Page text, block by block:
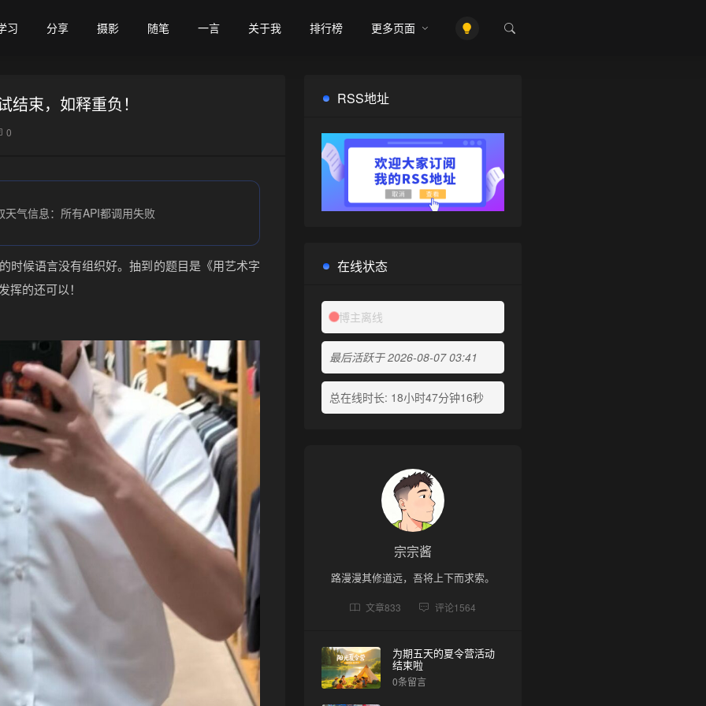
习 分享 摄影 随笔 一言 关于我 排行榜 更多页面
结束，如释重负！
0
天气信息：所有API都调用失败
时候语言没有组织好。抽到的题目是《用艺术字
挥的还可以！
RSS地址
在线状态
博主离线
最后活跃于 2026-08-07 03:41
总在线时长: 18小时47分钟16秒
宗宗酱
路漫漫其修道远，吾将上下而求索。
文章833 评论1564
为期五天的夏令营活动
结束啦
0条留言